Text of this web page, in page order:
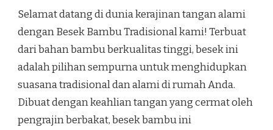
Selamat datang di dunia kerajinan tangan alami
dengan Besek Bambu Tradisional kami! Terbuat
dari bahan bambu berkualitas tinggi, besek ini
adalah pilihan sempurna untuk menghidupkan
suasana tradisional dan alami di rumah Anda.
Dibuat dengan keahlian tangan yang cermat oleh
pengrajin berbakat, besek bambu ini